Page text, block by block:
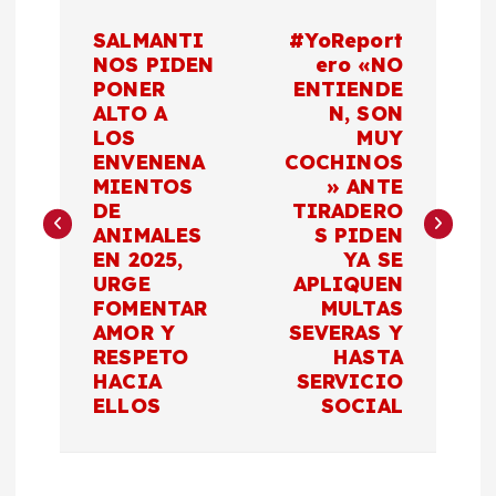
g
SALMANTI
NOS PIDEN
PONER
ALTO A
LOS
ENVENENA
MIENTOS
DE
ANIMALES
EN 2025,
URGE
FOMENTAR
AMOR Y
RESPETO
HACIA
ELLOS
#YoReport
ero «NO
ENTIENDE
N, SON
MUY
COCHINOS
» ANTE
TIRADERO
S PIDEN
YA SE
APLIQUEN
MULTAS
SEVERAS Y
HASTA
SERVICIO
SOCIAL